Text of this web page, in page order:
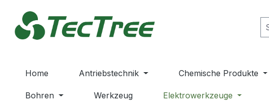
Hauptinhalt springen
Zur Suche springen
Zur Hauptnavigation springen
Home Antriebstechnik Chemische Produkte
Bohren Werkzeug Elektrowerkzeuge